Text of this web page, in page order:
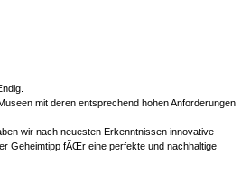
mit deren entsprechend hohen Anforderungen
wir nach neuesten Erkenntnissen innovative
Geheimtipp fÃŒr eine perfekte und nachhaltige